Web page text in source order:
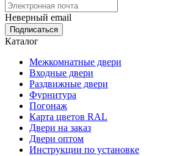
Неверный email
Каталог
Межкомнатные двери
Входные двери
Раздвижные двери
Фурнитура
Погонаж
Карта цветов RAL
Двери на заказ
Двери оптом
Инструкции по установке